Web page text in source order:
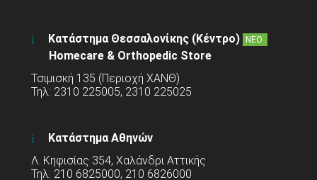
Κατάστημα Θεσσαλονίκης (Κέντρο) ΝΕΟ
Homecare & Orthopedic Store
Τσιμισκή 135 (Περιοχή ΧΑΝΘ)
Τηλ: 2310 225005, 2310 225025
Κατάστημα Αθηνών
Λ. Κηφισίας 354, Χαλάνδρι Αττικής
Τηλ: 210 6825000, 210 6826000